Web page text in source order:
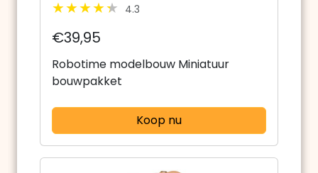
4.3
€39,95
Robotime modelbouw Miniatuur
bouwpakket
Koop nu